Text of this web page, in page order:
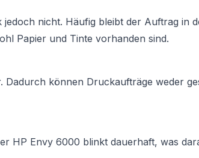
nicht. Häufig bleibt der Auftrag in
Papier und Tinte vorhanden sind.
Dadurch können Druckaufträge weder
HP Envy 6000 blinkt dauerhaft, was